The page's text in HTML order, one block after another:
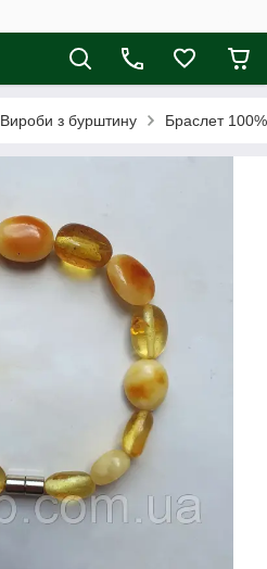
Вироби з бурштину Браслет